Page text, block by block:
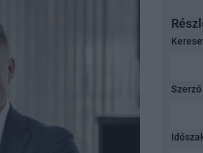
Szerző